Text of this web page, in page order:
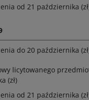
od 21 października
do 20 października
licytowanego
(zł)
od 21 października